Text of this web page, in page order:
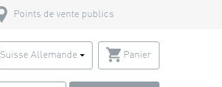
Points de vente publics
Suisse Allemande Panier